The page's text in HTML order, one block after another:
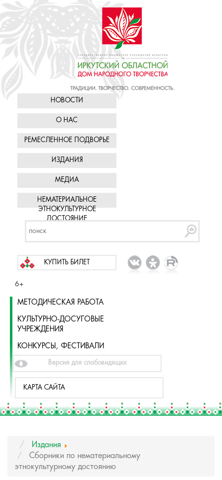
НОВОСТИ
О НАС
РЕМЕСЛЕННОЕ ПОДВОРЬЕ
ИЗДАНИЯ
МЕДИА
НЕМАТЕРИАЛЬНОЕ
ЭТНОКУЛЬТУРНОЕ
ДОСТОЯНИЕ
КУПИТЬ БИЛЕТ
6+
МЕТОДИЧЕСКАЯ РАБОТА
КУЛЬТУРНО-ДОСУГОВЫЕ
УЧРЕЖДЕНИЯ
КОНКУРСЫ, ФЕСТИВАЛИ
Версия для слабовидящих
КАРТА САЙТА
Издания
Сборники по нематериальному
этнокультурному достоянию